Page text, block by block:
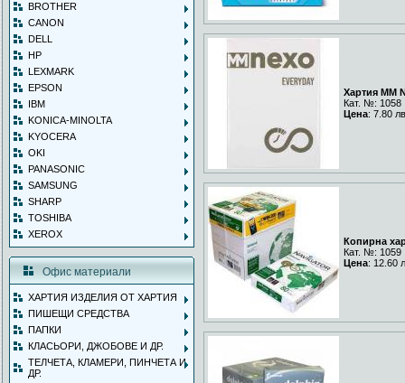
BROTHER
CANON
DELL
HP
LEXMARK
EPSON
IBM
KONICA-MINOLTA
KYOCERA
OKI
PANASONIC
SAMSUNG
SHARP
TOSHIBA
XEROX
Офис материали
ХАРТИЯ ИЗДЕЛИЯ ОТ ХАРТИЯ
ПИШЕЩИ СРЕДСТВА
ПАПКИ
КЛАСЬОРИ, ДЖОБОВЕ И ДР.
ТЕЛЧЕТА, КЛАМЕРИ, ПИНЧЕТА И
ДР.
Хартия MM
Кат. №: 1058
Цена: 7.80
Копирна
Кат. №: 1059
Цена: 12.60